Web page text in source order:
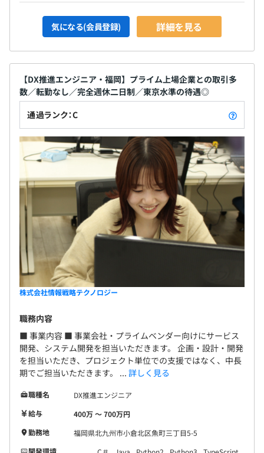
気になる(会員登録) 詳細を見る
【DX推進エンジニア・福岡】プライム上場企業との取引多
数／転勤なし／完全週休二日制／東京水準の待遇◎
通過ランク：C
株式会社情報戦略テクノロジー
職務内容
■ 事業内容 ■ 事業会社・プライムベンダー向けにサービス
開発、システム開発を担当いただきます。 企画・設計・開発
を担当いただき、プロジェクト単位での支援ではなく、中長
期でご担当いただきます。 ... 詳しく見る
職種名
DX推進エンジニア
給与
400万 〜 700万円
勤務地
福岡県北九州市小倉北区魚町三丁目5-5
開発環境